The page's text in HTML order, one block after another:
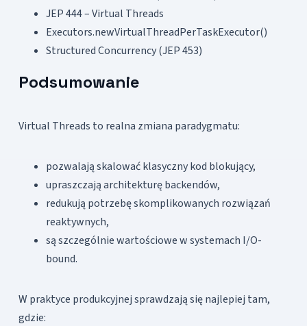
JEP 444 – Virtual Threads
Executors.newVirtualThreadPerTaskExecutor()
Structured Concurrency (JEP 453)
Podsumowanie
Virtual Threads to realna zmiana paradygmatu:
pozwalają skalować klasyczny kod blokujący,
upraszczają architekturę backendów,
redukują potrzebę skomplikowanych rozwiązań
reaktywnych,
są szczególnie wartościowe w systemach I/O-
bound.
W praktyce produkcyjnej sprawdzają się najlepiej tam,
gdzie: